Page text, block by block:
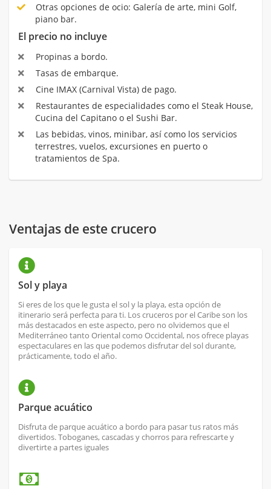
Otras opciones de ocio: Galería de arte, mini Golf,
piano bar.
El precio no incluye
Propinas a bordo.
Tasas de embarque.
Cine IMAX (Carnival Vista) de pago.
Restaurantes de especialidades como el Steak House,
Cucina del Capitano o el Sushi Bar.
Las bebidas, vinos, minibar, así como los servicios
terrestres, vuelos, excursiones en puerto o
tratamientos de Spa.
Ventajas de este crucero
Sol y playa
Si eres de los que le gusta el sol y la playa, esta opción de
itinerario será perfecta para ti. Los cruceros por el Caribe son los
más destacados en este aspecto, pero no olvidemos que el
Mediterráneo tanto Oriental como Occidental, nos ofrece playas
espectaculares en las que podemos disfrutar del sol durante,
prácticamente, todo el año.
Parque acuático
Disfruta de parque acuático a bordo para pasar tus ratos más
divertidos. Toboganes, cascadas y chorros para refrescarte y
divertirte a partes iguales